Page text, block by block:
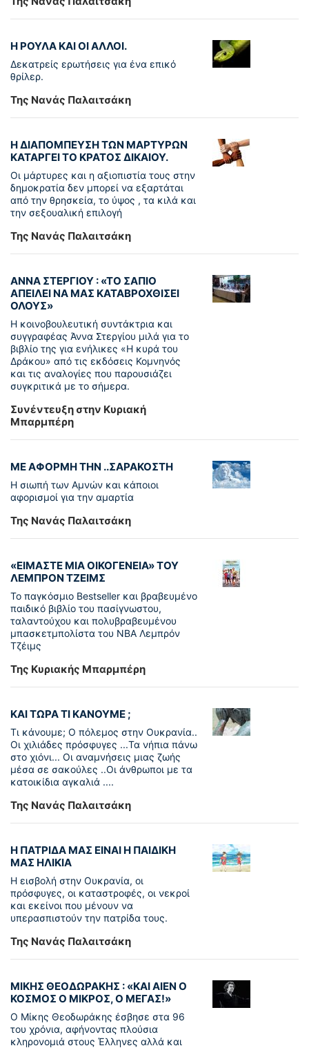
Η ΡΟΥΛΑ ΚΑΙ ΟΙ ΑΛΛΟΙ.
Δεκατρείς ερωτήσεις για ένα επικό
θρίλερ.
Της Νανάς Παλαιτσάκη
Η ΔΙΑΠΟΜΠΕΥΣΗ ΤΩΝ ΜΑΡΤΥΡΩΝ
ΚΑΤΑΡΓΕΙ ΤΟ ΚΡΑΤΟΣ ΔΙΚΑΙΟΥ.
Οι μάρτυρες και η αξιοπιστία τους στην
δημοκρατία δεν μπορεί να εξαρτάται
από την θρησκεία, το ύψος , τα κιλά και
την σεξουαλική επιλογή
Της Νανάς Παλαιτσάκη
ΑΝΝΑ ΣΤΕΡΓΙΟΥ : «ΤΟ ΣΑΠΙΟ
ΑΠΕΙΛΕΙ ΝΑ ΜΑΣ ΚΑΤΑΒΡΟΧΘΙΣΕΙ
ΟΛΟΥΣ»
Η κοινοβουλευτική συντάκτρια και
συγγραφέας Άννα Στεργίου μιλά για το
βιβλίο της για ενήλικες «Η κυρά του
Δράκου» από τις εκδόσεις Κομνηνός
και τις αναλογίες που παρουσιάζει
συγκριτικά με το σήμερα.
Συνέντευξη στην Κυριακή
Μπαρμπέρη
ΜΕ ΑΦΟΡΜΗ ΤΗΝ ..ΣΑΡΑΚΟΣΤΗ
Η σιωπή των Αμνών και κάποιοι
αφορισμοί για την αμαρτία
Της Νανάς Παλαιτσάκη
«ΕΙΜΑΣΤΕ ΜΙΑ ΟΙΚΟΓΕΝΕΙΑ» ΤΟΥ
ΛΕΜΠΡΟΝ ΤΖΕΙΜΣ
To παγκόσµιο Bestseller και βραβευµένο
παιδικό βιβλίο του πασίγνωστου,
ταλαντούχου και πολυβραβευµένου
µπασκετµπολίστα του NBA Λεµπρόν
Τζέιμς
Της Κυριακής Μπαρμπέρη
ΚΑΙ ΤΩΡΑ ΤΙ ΚΑΝΟΥΜΕ ;
Τι κάνουμε; Ο πόλεμος στην Ουκρανία..
Οι χιλιάδες πρόσφυγες ...Τα νήπια πάνω
στο χιόνι... Οι αναμνήσεις μιας ζωής
μέσα σε σακούλες ..Οι άνθρωποι με τα
κατοικίδια αγκαλιά ....
Της Νανάς Παλαιτσάκη
Η ΠΑΤΡΙΔΑ ΜΑΣ ΕΙΝΑΙ Η ΠΑΙΔΙΚΗ
ΜΑΣ ΗΛΙΚΙΑ
Η εισβολή στην Ουκρανία, οι
πρόσφυγες, οι καταστροφές, οι νεκροί
και εκείνοι που μένουν να
υπερασπιστούν την πατρίδα τους.
Της Νανάς Παλαιτσάκη
ΜΙΚΗΣ ΘΕΟΔΩΡΑΚΗΣ : «KAI ΑΙΕΝ Ο
ΚΟΣΜΟΣ Ο ΜΙΚΡΟΣ, Ο ΜΕΓΑΣ!»
Ο Μίκης Θεοδωράκης έσβησε στα 96
του χρόνια, αφήνοντας πλούσια
κληρονομιά στους Έλληνες αλλά και